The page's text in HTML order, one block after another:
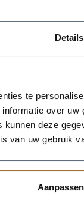
Details
te
over
deze
van uw gebruik
Aanpassen
brengt
Dankzij de
mooi
antique white
extra goed tot
de bak
verliezen.
afwerking in
voor
maten
geheel.